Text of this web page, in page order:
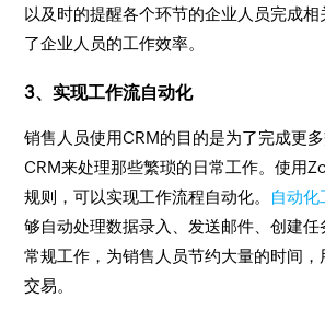
以及时的提醒各个环节的企业人员完成
了企业人员的工作效率。
3、实现工作流自动化
销售人员使用CRM的目的是为了完成更
CRM来处理那些繁琐的日常工作。使用
规则，可以实现工作流程自动化。 自动化
够自动处理数据录入、发送邮件、创建
常规工作，为销售人员节约大量的时间
交易。